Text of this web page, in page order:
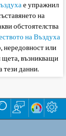
е упражнил
на
обстоятелства
на Въздуха
нередовност или
щета, възникващи
тези данни.